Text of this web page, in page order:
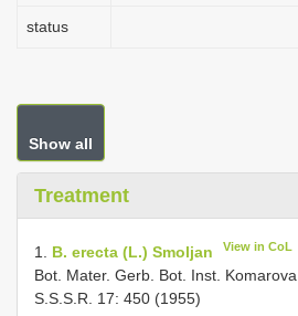
status
Show all
Treatment
1. B. erecta (L.) Smoljan View in CoL
Bot. Mater. Gerb. Bot. Inst.
S.S.S.R. 17: 450 (1955)